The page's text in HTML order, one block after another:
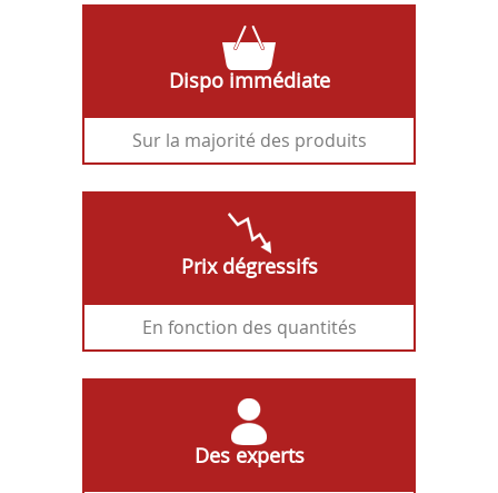
Dispo immédiate
Sur la majorité des produits
Prix dégressifs
En fonction des quantités
Des experts